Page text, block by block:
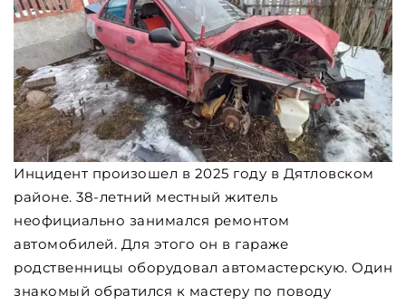
Инцидент произошел в 2025 году в Дятловском
районе. 38-летний местный житель
неофициально занимался ремонтом
автомобилей. Для этого он в гараже
родственницы оборудовал автомастерскую. Один
знакомый обратился к мастеру по поводу